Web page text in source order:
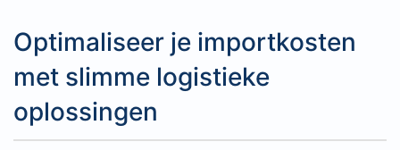
Optimaliseer je importkosten
met slimme logistieke
oplossingen